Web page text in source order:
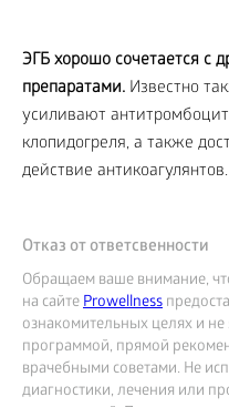
ЭГБ хорошо сочетается с
препаратами. Известно
усиливают
клопидогреля, а также
действие антикоагулянтов.
Отказ от ответсвенности
Обращаем ваше внимание,
на сайтеProwellness
ознакомительных целях и не
программой, прямой
врачебными советами. Не
диагностики, лечения или